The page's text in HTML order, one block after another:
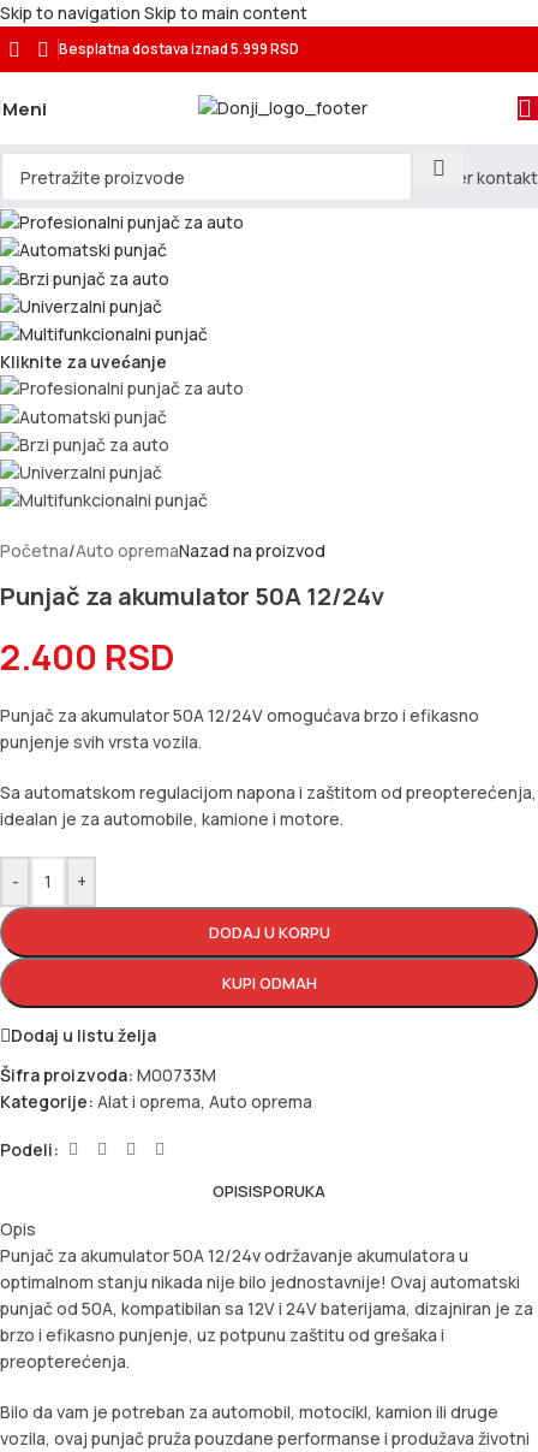
Skip to navigation Skip to main content
Besplatna dostava iznad 5.999 RSD
Meni
Kliknite za uvećanje
Početna/Auto opremaNazad na proizvod
Punjač za akumulator 50A 12/24v
2.400 RSD
Punjač za akumulator 50A 12/24V omogućava brzo i efikasno
punjenje svih vrsta vozila.
Sa automatskom regulacijom napona i zaštitom od preopterećenja,
idealan je za automobile, kamione i motore.
- +
DODAJ U KORPU
KUPI ODMAH
Dodaj u listu želja
Šifra proizvoda: M00733M
Kategorije: Alat i oprema, Auto oprema
Podeli:
OPISISPORUKA
Opis
Punjač za akumulator 50A 12/24v održavanje akumulatora u
optimalnom stanju nikada nije bilo jednostavnije! Ovaj automatski
punjač od 50A, kompatibilan sa 12V i 24V baterijama, dizajniran je za
brzo i efikasno punjenje, uz potpunu zaštitu od grešaka i
preopterećenja.
Bilo da vam je potreban za automobil, motocikl, kamion ili druge
vozila, ovaj punjač pruža pouzdane performanse i produžava životni